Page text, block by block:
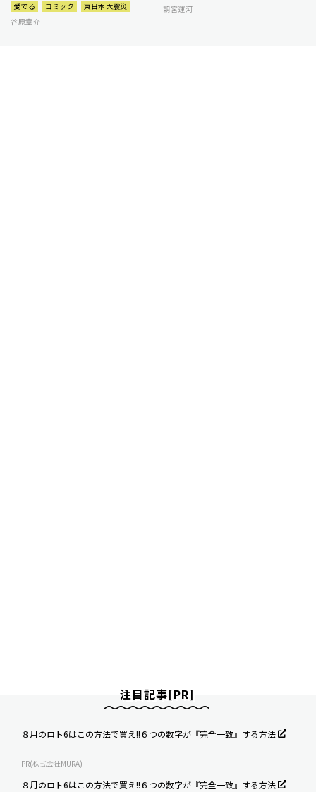
愛でる コミック
東日本大震災
谷原章介
朝宮運河
注目記事[PR]
８月のロト6はこの方法で買え!!６つの数字が『完全一致』する方法
PR(株式会社MURA)
８月のロト6はこの方法で買え!!６つの数字が『完全一致』する方法